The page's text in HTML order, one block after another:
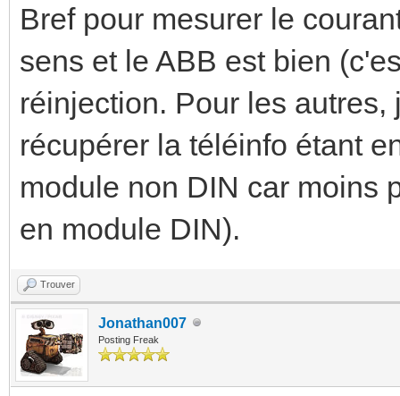
Bref pour mesurer le
sens et le ABB est bien
réinjection. Pour les
récupérer la téléinfo étant
module non DIN car moins
en module DIN).
Trouver
Jonathan007
Posting Freak